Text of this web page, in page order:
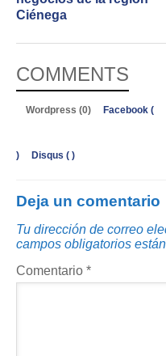
Ciénega
COMMENTS
Wordpress (0) Facebook (
) Disqus ( )
Deja un comentario
Tu dirección de correo
campos obligatorios
Comentario *